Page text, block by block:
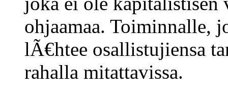
ohjaamaa. Toiminnalle,
lÃ€htee osallistujiensa
rahalla mitattavissa.